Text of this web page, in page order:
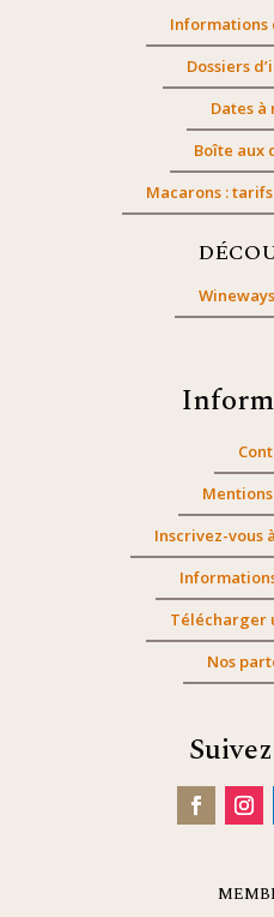
Informations
Dossiers
Dates
Boîte aux
Macarons :
Inscrivez-vous
Télécharger
Nos